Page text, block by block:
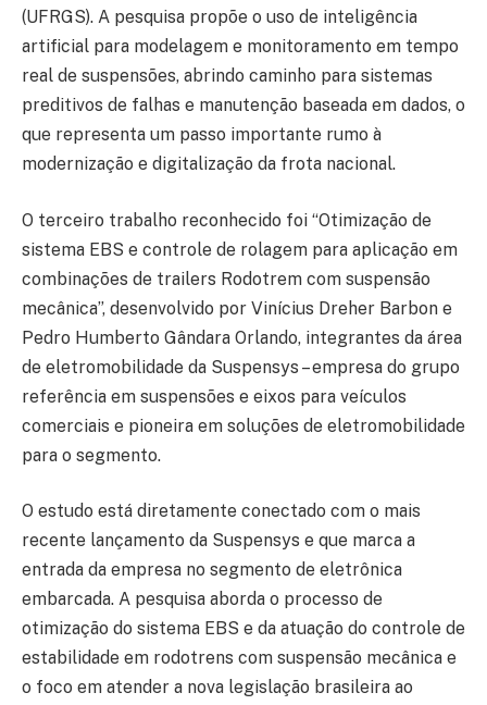
(UFRGS). A pesquisa propõe o uso de inteligência
artificial para modelagem e monitoramento em tempo
real de suspensões, abrindo caminho para sistemas
preditivos de falhas e manutenção baseada em dados, o
que representa um passo importante rumo à
modernização e digitalização da frota nacional.
O terceiro trabalho reconhecido foi “Otimização de
sistema EBS e controle de rolagem para aplicação em
combinações de trailers Rodotrem com suspensão
mecânica”, desenvolvido por Vinícius Dreher Barbon e
Pedro Humberto Gândara Orlando, integrantes da área
de eletromobilidade da Suspensys – empresa do grupo
referência em suspensões e eixos para veículos
comerciais e pioneira em soluções de eletromobilidade
para o segmento.
O estudo está diretamente conectado com o mais
recente lançamento da Suspensys e que marca a
entrada da empresa no segmento de eletrônica
embarcada. A pesquisa aborda o processo de
otimização do sistema EBS e da atuação do controle de
estabilidade em rodotrens com suspensão mecânica e
o foco em atender a nova legislação brasileira ao